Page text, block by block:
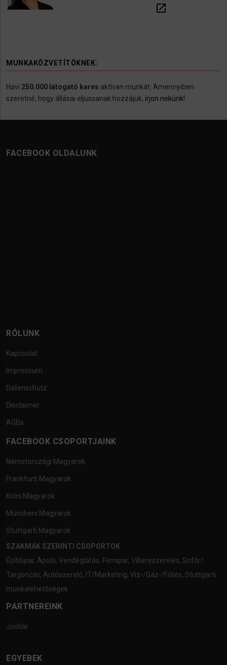
open_in_new
MUNKAKÖZVETÍTÖKNEK:
Havi 250.000 látogató keres aktívan munkát. Amennyiben
szeretné, hogy állásai eljussanak hozzájuk, írjon nekünk!
FACEBOOK OLDALUNK
RÓLUNK
Kapcsolat
Impressum
Datenschutz
Disclaimer
AGBs
FACEBOOK CSOPORTJAINK
Németországi Magyarok
Frankfurti Magyarok
Kölni Magyarok
Müncheni Magyarok
Stuttgarti Magyarok
SZAKMÁK SZERINTI CSOPORTOK
Építőipar, Ápoló, Vendéglátás, Fémipar, Villanyszerelés, Sofőr/
Targoncás, Autószerelő, IT/Marketing, Víz-/Gáz-/Fűtés, Stuttgarti
munkalehetőségek
PARTNEREINK
Jooble
EGYEBEK